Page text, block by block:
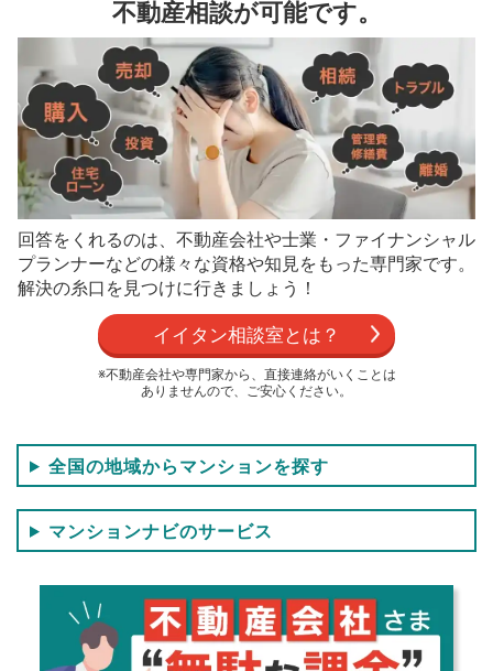
NEW!
NEW!
不動産相談が可能です。
回答をくれるのは、不動産会社や士業・ファイナンシャル
プランナーなどの様々な資格や知見をもった専門家です。
解決の糸口を見つけに行きましょう！
イイタン相談室とは？
※不動産会社や専門家から、直接連絡がいくことは
ありませんので、ご安心ください。
全国の地域からマンションを探す
マンションナビのサービス